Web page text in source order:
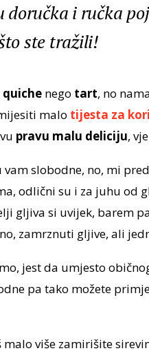
doručka i ručka
ste tražili!
quiche nego tart, no
malo tijesta za
pravu malu deliciju,
vam slobodne, no, mi
odlični su i za juhu od
gljiva si uvijek, barem
zamrznuti gljive, ali
jest da umjesto
pa tako možete
malo više zamirišite